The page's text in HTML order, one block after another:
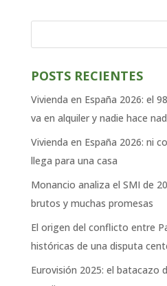
POSTS RECIENTES
Vivienda en España 2026: el
va en alquiler y nadie hace
Vivienda en España 2026: ni
llega para una casa
Monancio analiza el SMI de
brutos y muchas promesas
El origen del conflicto entre
históricas de una disputa
Eurovisión 2025: el batacazo